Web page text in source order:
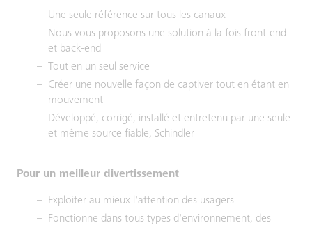
Une seule référence sur tous les canaux
Nous vous proposons une solution à la fois front-end
et back-end
Tout en un seul service
Créer une nouvelle façon de captiver tout en étant en
mouvement
Développé, corrigé, installé et entretenu par une seule
et même source fiable, Schindler
Pour un meilleur divertissement
Exploiter au mieux l'attention des usagers
Fonctionne dans tous types d'environnement, des